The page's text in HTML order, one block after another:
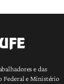
e das
Federal e Ministério